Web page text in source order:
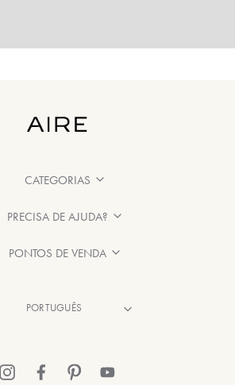
CATEGORIAS
PRECISA DE AJUDA?
PONTOS DE VENDA